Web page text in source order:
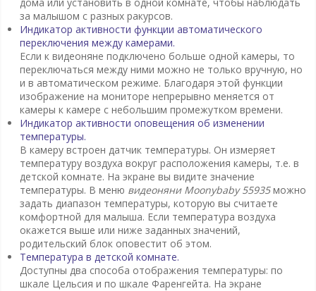
за малышом с разных ракурсов.
Индикатор активности функции автоматического
переключения между камерами.
Если к видеоняне подключено больше одной камеры, то
переключаться между ними можно не только вручную, но
и в автоматическом режиме. Благодаря этой функции
изображение на мониторе непрерывно меняется от
камеры к камере с небольшим промежутком времени.
Индикатор активности оповещения об изменении
температуры.
В камеру встроен датчик температуры. Он измеряет
температуру воздуха вокруг расположения камеры, т.е. в
детской комнате. На экране вы видите значение
температуры. В меню видеоняни Moonybaby 55935можно
задать диапазон температуры, которую вы считаете
комфортной для малыша. Если температура воздуха
окажется выше или ниже заданных значений,
родительский блок оповестит об этом.
Температура в детской комнате.
Доступны два способа отображения температуры: по
шкале Цельсия и по шкале Фаренгейта. На экране